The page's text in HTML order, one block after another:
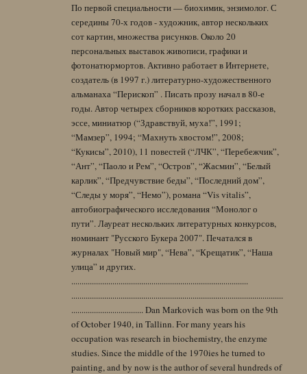
По первой специальности — биохимик, энзимолог. С
середины 70-х годов - художник, автор нескольких
сот картин, множества рисунков. Около 20
персональных выставок живописи, графики и
фотонатюрмортов. Активно работает в Интернете,
создатель (в 1997 г.) литературно-художественного
альманаха “Перископ” . Писать прозу начал в 80-е
годы. Автор четырех сборников коротких рассказов,
эссе, миниатюр (“Здравствуй, муха!”, 1991;
“Мамзер”, 1994; “Махнуть хвостом!”, 2008;
“Кукисы”, 2010), 11 повестей (“ЛЧК”, “Перебежчик”,
“Ант”, “Паоло и Рем”, “Остров”, “Жасмин”, “Белый
карлик”, “Предчувствие беды”, “Последний дом”,
“Следы у моря”, “Немо”), романа “Vis vitalis”,
автобиографического исследования “Монолог о
пути”. Лауреат нескольких литературных конкурсов,
номинант "Русского Букера 2007". Печатался в
журналах "Новый мир", “Нева”, “Крещатик”, “Наша
улица” и других.
......................................................................................
.......................................................................................................
................................... Dan Markovich was born on the 9th
of October 1940, in Tallinn. For many years his
occupation was research in biochemistry, the enzyme
studies. Since the middle of the 1970ies he turned to
painting, and by now is the author of several hundreds of